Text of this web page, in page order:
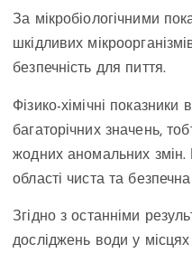
За мікробіологічними
шкідливих
безпечність для пиття.
Фізико-хімічні
багаторічних значень,
жодних аномальних
області чиста та
Згідно з останніми
досліджень води у місцях